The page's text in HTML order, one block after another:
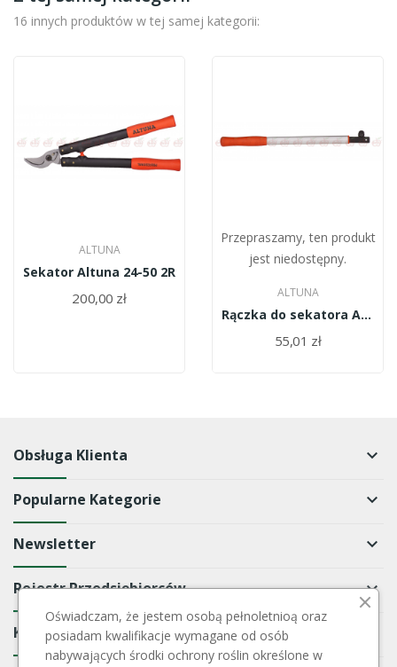
16 innych produktów w tej samej kategorii:
ALTUNA
Sekator Altuna 24-50 2R
200,00 zł
Przepraszamy, ten produkt
jest niedostępny.
ALTUNA
Rączka do sekatora Altuna 5323 mod 60cm
55,01 zł
Obsługa Klienta keyboard_arrow_down
Popularne Kategorie keyboard_arrow_down
Newsletter keyboard_arrow_down
Rejestr Przedsiębiorców keyboard_arrow_down
Kontakt
Oświadczam, że jestem osobą pełnoletnioą oraz
posiadam kwalifikacje wymagane od osób
nabywających środki ochrony roślin określone w